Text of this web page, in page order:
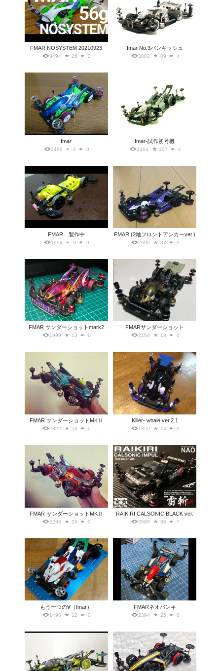
FMAR NOSYSTEM 20210923
3494 26 2
fmar No.3バンキッシュ
3882 89 4
fmar
1499 4 0
fmar-試作初号機
4464 107 4
FMAR 製作中
1994 9 0
FMAR (2軸フロントアンカーver.)
2699 37 0
FMAR サンダーショットmark2
1999 13 0
FMARサンダーショット
2166 18 0
FMAR サンダーショットMKⅡ
2822 53 0
Killer- whale ver.2.1
1859 14 0
FMAR サンダーショットMKⅡ
2296 29 0
RAIKIRI CALSONIC BLACK ver.
3588 86 7
もう一つの∀（fmar）
1498 12 0
FMARネオバンキ
2394 25 0